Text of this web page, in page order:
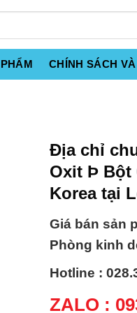
CHÍNH SÁCH
Địa chỉ
Oxit Þ Bột
Korea tại
Giá bán sản
Phòng kinh
Hotline :
ZALO :